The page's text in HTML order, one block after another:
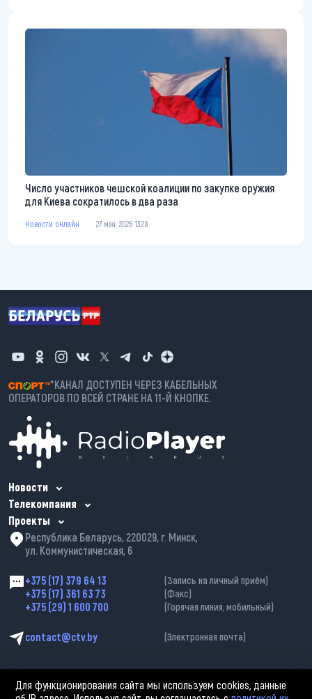
Число участников чешской коалиции по закупке оружия
для Киева сократилось в два раза
Новости онлайн 27 мая, 2026 13:28
*КАНАЛ ДОСТУПЕН ЧЕРЕЗ КАБЕЛЬНЫХ
ОПЕРАТОРОВ ПО ВСЕЙ СТРАНЕ НА 11-Й КНОПКЕ.
Новости
Телекомпания
Проекты
Республика Беларусь, 220029, г. Минск,
ул. Коммунистическая, 6
+375 (17) 379 64 13 (Запись на личный приём)
+375 (17) 361 63 73 (Факс)
+375 (29) 1 600 700 (Горячая линия, мобильный)
contact@ctv.by (Электронная почта)
Для функционирования сайта мы используем cookies, данные